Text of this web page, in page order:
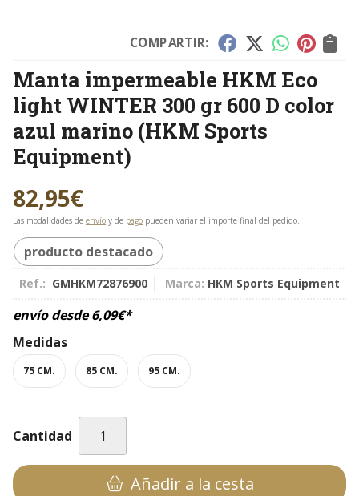
COMPARTIR:
Manta impermeable HKM Eco
light WINTER 300 gr 600 D color
azul marino (HKM Sports
Equipment)
82,95€
Las modalidades de envío y de pago pueden variar el importe final del pedido.
producto destacado
Ref.: GMHKM72876900 Marca: HKM Sports Equipment
envío desde6,09€*
Medidas
75 CM. 85 CM. 95 CM.
Cantidad
Añadir a la cesta